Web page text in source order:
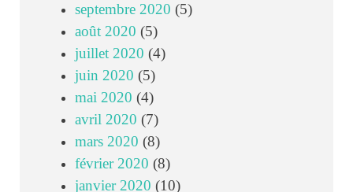
septembre 2020 (5)
août 2020 (5)
juillet 2020 (4)
juin 2020 (5)
mai 2020 (4)
avril 2020 (7)
mars 2020 (8)
février 2020 (8)
janvier 2020 (10)